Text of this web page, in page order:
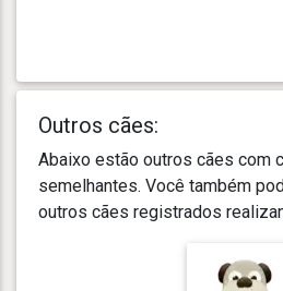
Outros cães:
Abaixo estão outros cães com
semelhantes. Você também
outros cães registrados